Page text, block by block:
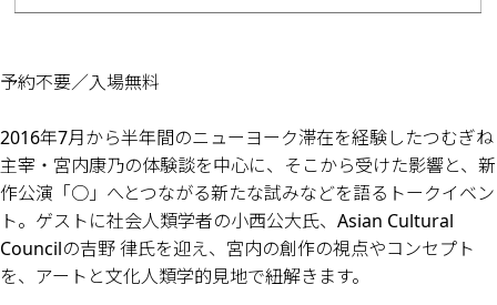
予約不要／入場無料
2016年7月から半年間のニューヨーク滞在を経験したつむぎね
主宰・宮内康乃の体験談を中心に、そこから受けた影響と、新
作公演「○」へとつながる新たな試みなどを語るトークイベン
ト。ゲストに社会人類学者の小西公大氏、Asian Cultural
Councilの吉野 律氏を迎え、宮内の創作の視点やコンセプト
を、アートと文化人類学的見地で紐解きます。